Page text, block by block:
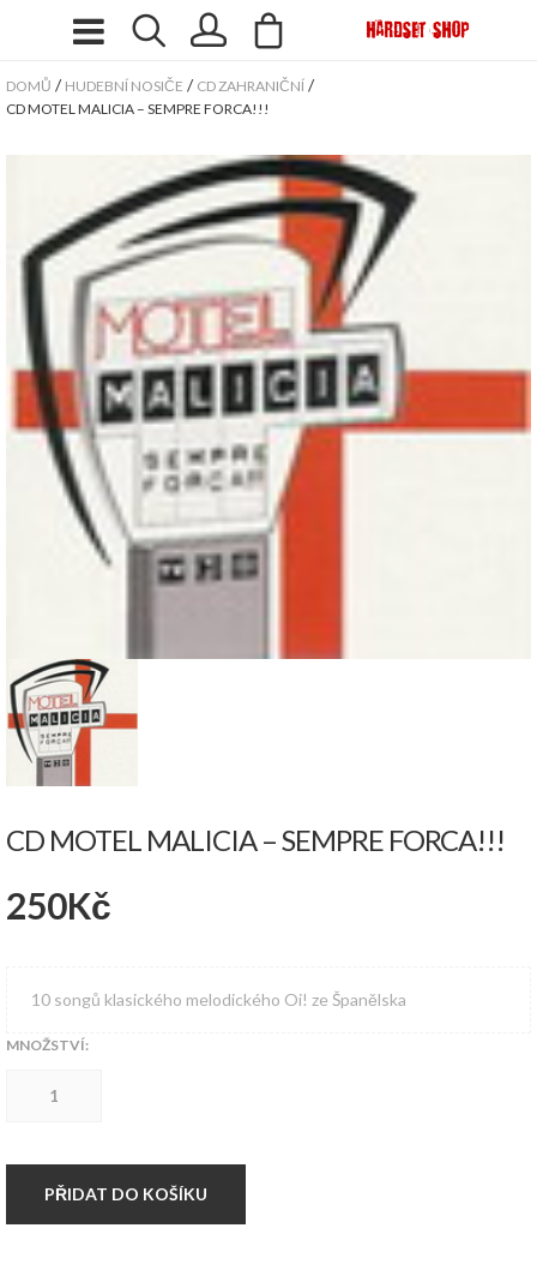
DOMŮ / HUDEBNÍ NOSIČE / CD ZAHRANIČNÍ /
CD MOTEL MALICIA – SEMPRE FORCA!!!
CD MOTEL MALICIA – SEMPRE FORCA!!!
250Kč
10 songů klasického melodického Oi! ze Španělska
MNOŽSTVÍ:
Sempre
Forca!!!PŘIDAT DO KOŠÍKU